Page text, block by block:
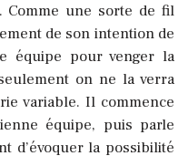
Comme une sorte de fil
de son intention de
équipe pour venger la
on ne la verra
variable. Il commence
équipe, puis parle
d’évoquer la possibilité